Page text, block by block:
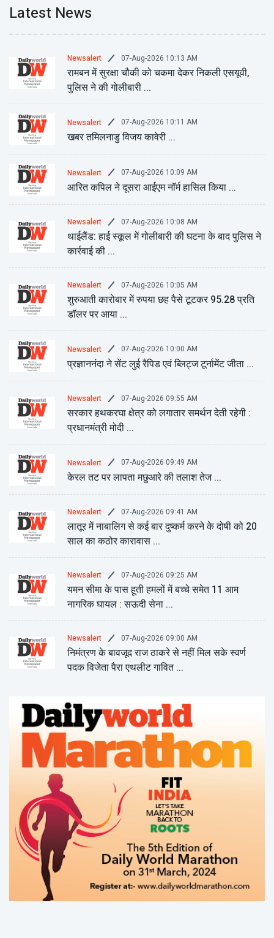
Latest News
Newsalert 07-Aug-2026 10:13 AM
रामबन में सुरक्षा चौकी को चकमा देकर निकली एसयूवी,
पुलिस ने की गोलीबारी ...
Newsalert 07-Aug-2026 10:11 AM
खबर तमिलनाडु विजय कावेरी ...
Newsalert 07-Aug-2026 10:09 AM
आरित कपिल ने दूसरा आईएम नॉर्म हासिल किया ...
Newsalert 07-Aug-2026 10:08 AM
थाईलैंड: हाई स्कूल में गोलीबारी की घटना के बाद पुलिस ने
कार्रवाई की ...
Newsalert 07-Aug-2026 10:05 AM
शुरुआती कारोबार में रुपया छह पैसे टूटकर 95.28 प्रति
डॉलर पर आया ...
Newsalert 07-Aug-2026 10:00 AM
प्रज्ञाननंदा ने सेंट लुई रैपिड एवं ब्लिट्ज टूर्नामेंट जीता ...
Newsalert 07-Aug-2026 09:55 AM
सरकार हथकरघा क्षेत्र को लगातार समर्थन देती रहेगी :
प्रधानमंत्री मोदी ...
Newsalert 07-Aug-2026 09:49 AM
केरल तट पर लापता मछुआरे की तलाश तेज ...
Newsalert 07-Aug-2026 09:41 AM
लातूर में नाबालिग से कई बार दुष्कर्म करने के दोषी को 20
साल का कठोर कारावास ...
Newsalert 07-Aug-2026 09:25 AM
यमन सीमा के पास हूती हमलों में बच्चे समेत 11 आम
नागरिक घायल : सऊदी सेना ...
Newsalert 07-Aug-2026 09:00 AM
निमंत्रण के बावजूद राज ठाकरे से नहीं मिल सके स्वर्ण
पदक विजेता पैरा एथलीट गावित ...